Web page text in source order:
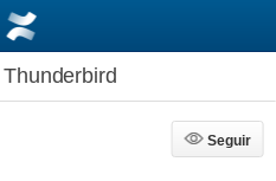
Seguir
Seguir